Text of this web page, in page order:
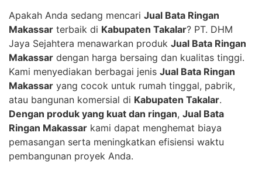
Apakah Anda sedang mencari Jual Bata Ringan
Makassar terbaik di Kabupaten Takalar? PT. DHM
Jaya Sejahtera menawarkan produk Jual Bata Ringan
Makassar dengan harga bersaing dan kualitas tinggi.
Kami menyediakan berbagai jenis Jual Bata Ringan
Makassar yang cocok untuk rumah tinggal, pabrik,
atau bangunan komersial di Kabupaten Takalar.
Dengan produk yang kuat dan ringan, Jual Bata
Ringan Makassar kami dapat menghemat biaya
pemasangan serta meningkatkan efisiensi waktu
pembangunan proyek Anda.